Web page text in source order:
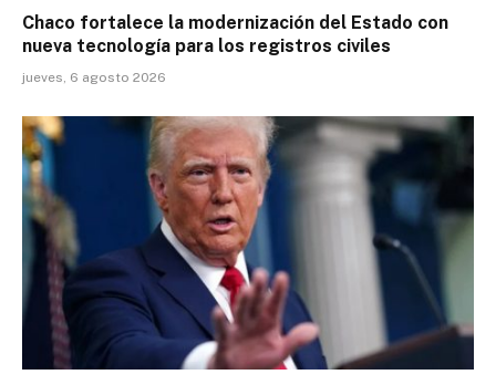
Chaco fortalece la modernización del Estado con
nueva tecnología para los registros civiles
jueves, 6 agosto 2026